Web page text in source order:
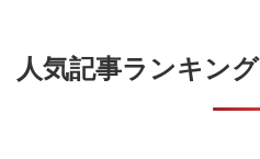
人気記事ランキング